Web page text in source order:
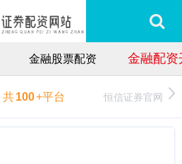
金融股票配资 金融配资
共100+平台 恒信证券官网